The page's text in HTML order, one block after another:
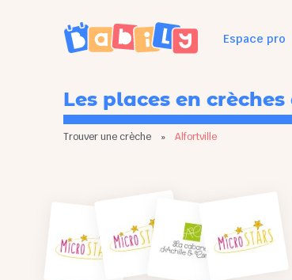
Espace pro
Les places en
Trouver une crèche » Alfortville